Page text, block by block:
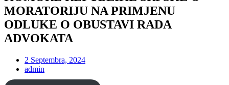
MORATORIJU NA PRIMJENU
ODLUKE O OBUSTAVI RADA
ADVOKATA
2 Septembra, 2024
admin